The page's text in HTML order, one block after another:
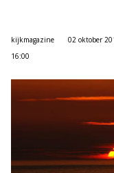
kijkmagazine
02 oktober
16:00